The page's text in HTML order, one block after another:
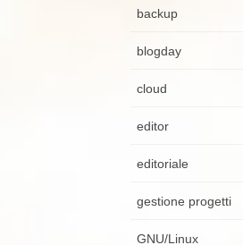
backup
blogday
cloud
editor
editoriale
gestione progetti
GNU/Linux